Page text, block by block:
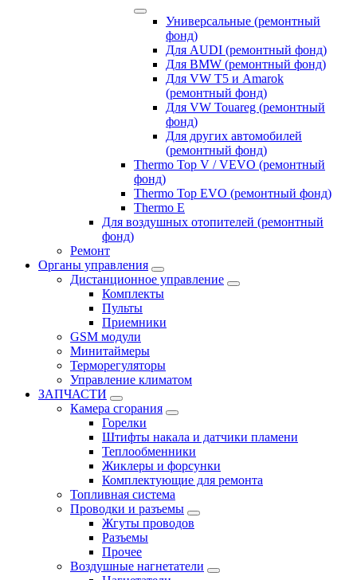
Универсальные (ремонтный
фонд)
Для AUDI (ремонтный фонд)
Для BMW (ремонтный фонд)
Для VW T5 и Amarok
(ремонтный фонд)
Для VW Touareg (ремонтный
фонд)
Для других автомобилей
(ремонтный фонд)
Thermo Top V / VEVO (ремонтный
фонд)
Thermo Top EVO (ремонтный фонд)
Thermo E
Для воздушных отопителей (ремонтный
фонд)
Ремонт
Органы управления
Дистанционное управление
Комплекты
Пульты
Приемники
GSM модули
Минитаймеры
Терморегуляторы
Управление климатом
ЗАПЧАСТИ
Камера сгорания
Горелки
Штифты накала и датчики пламени
Теплообменники
Жиклеры и форсунки
Комплектующие для ремонта
Топливная система
Проводки и разъемы
Жгуты проводов
Разъемы
Прочее
Воздушные нагнетатели